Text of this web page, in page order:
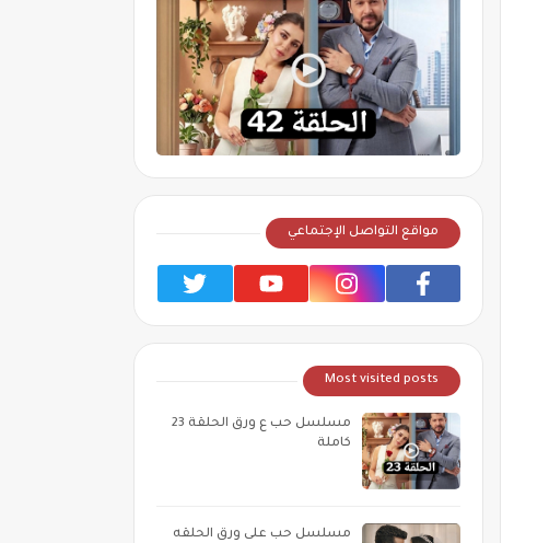
مواقع التواصل الإجتماعي
Most visited posts
مسلسل حب ع ورق الحلقة 23
كاملة
مسلسل حب على ورق الحلقه